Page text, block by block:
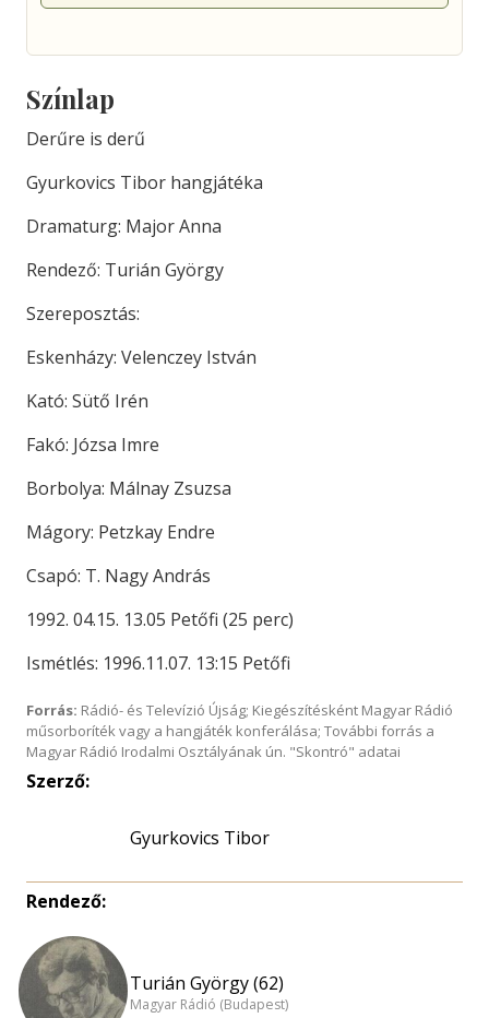
Színlap
Derűre is derű
Gyurkovics Tibor hangjátéka
Dramaturg: Major Anna
Rendező: Turián György
Szereposztás:
Eskenházy: Velenczey István
Kató: Sütő Irén
Fakó: Józsa Imre
Borbolya: Málnay Zsuzsa
Mágory: Petzkay Endre
Csapó: T. Nagy András
1992. 04.15. 13.05 Petőfi (25 perc)
Ismétlés: 1996.11.07. 13:15 Petőfi
Forrás: Rádió- és Televízió Újság; Kiegészítésként Magyar Rádió
műsorboríték vagy a hangjáték konferálása; További forrás a
Magyar Rádió Irodalmi Osztályának ún. "Skontró" adatai
Szerző:
Gyurkovics Tibor
Rendező:
Turián György (62)
Magyar Rádió (Budapest)